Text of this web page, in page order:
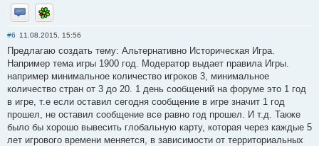
Отправить личное сообщение
ICQ
#6 11.08.2015, 15:56
Предлагаю создать тему: Альтернативно Историческая Игра.
Например тема игры 1900 год. Модератор выдает правила Игры.
например минимальное количество игроков 3, минимальное
количество стран от 3 до 20. 1 день сообщений на форуме это 1 год
в игре, т.е если оставил сегодня сообщение в игре значит 1 год
прошел, не оставил сообщение все равно год прошел. И т.д. Также
было бы хорошо вывесить глобальную карту, которая через каждые 5
лет игрового времени меняется, в зависимости от территориальных